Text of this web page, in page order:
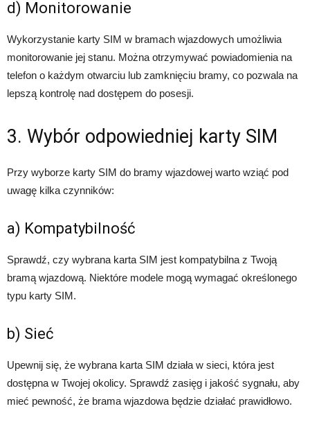
d) Monitorowanie
Wykorzystanie karty SIM w bramach wjazdowych umożliwia
monitorowanie jej stanu. Można otrzymywać powiadomienia na
telefon o każdym otwarciu lub zamknięciu bramy, co pozwala na
lepszą kontrolę nad dostępem do posesji.
3. Wybór odpowiedniej karty SIM
Przy wyborze karty SIM do bramy wjazdowej warto wziąć pod
uwagę kilka czynników:
a) Kompatybilność
Sprawdź, czy wybrana karta SIM jest kompatybilna z Twoją
bramą wjazdową. Niektóre modele mogą wymagać określonego
typu karty SIM.
b) Sieć
Upewnij się, że wybrana karta SIM działa w sieci, która jest
dostępna w Twojej okolicy. Sprawdź zasięg i jakość sygnału, aby
mieć pewność, że brama wjazdowa będzie działać prawidłowo.